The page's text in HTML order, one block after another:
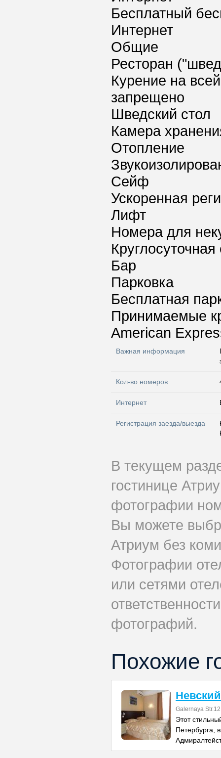
Бесплатный
Интернет
Общие
Ресторан
Курение на
запрещено
Шведский стол
Камера
Отопление
Сейф
Ускоренная
Лифт
Номера для
Бар
Парковка
Бесплатная
Принимаемые
American
Важная информация
Кол-во номеров
Интернет
Регистрация заезда/выезда
В текущем
гостинице
фотографии
Вы можете
Атриум без
Фотографии
или сетями
фотографий.
Похожие
Galernaya Str.12
Этот
Петербурга,